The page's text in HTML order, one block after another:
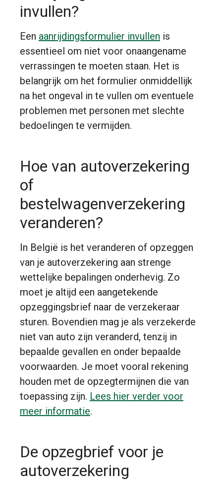
invullen?
Een aanrijdingsformulier invullen is
essentieel om niet voor onaangename
verrassingen te moeten staan. Het is
belangrijk om het formulier onmiddellijk
na het ongeval in te vullen om eventuele
problemen met personen met slechte
bedoelingen te vermijden.
Hoe van autoverzekering
of
bestelwagenverzekering
veranderen?
In België is het veranderen of opzeggen
van je autoverzekering aan strenge
wettelijke bepalingen onderhevig. Zo
moet je altijd een aangetekende
opzeggingsbrief naar de verzekeraar
sturen. Bovendien mag je als verzekerde
niet van auto zijn veranderd, tenzij in
bepaalde gevallen en onder bepaalde
voorwaarden. Je moet vooral rekening
houden met de opzegtermijnen die van
toepassing zijn. Lees hier verder voor
meer informatie.
De opzegbrief voor je
autoverzekering